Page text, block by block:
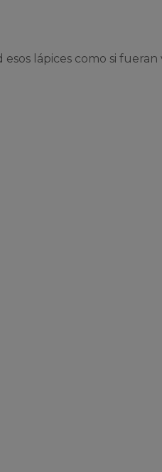
lápices como si fueran